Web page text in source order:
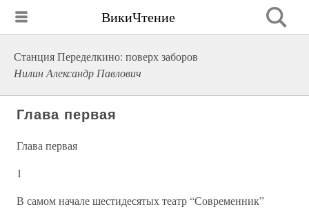
ВикиЧтение
Станция Переделкино: поверх заборов
Нилин Александр Павлович
Глава первая
Глава первая
1
В самом начале шестидесятых театр “Современник”